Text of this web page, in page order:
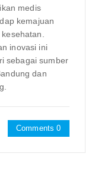
medis
kemajuan
inovasi ini
sebagai sumber
dan
Comments 0